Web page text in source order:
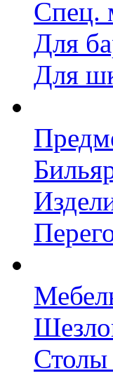
Спец.
Для
Для
Столы